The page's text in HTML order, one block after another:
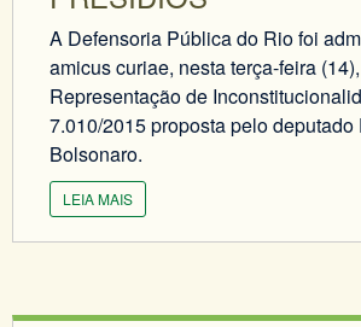
A Defensoria Pública do Rio foi
amicus curiae, nesta terça-feira
Representação de
7.010/2015 proposta pelo deputado
Bolsonaro.
LEIA MAIS